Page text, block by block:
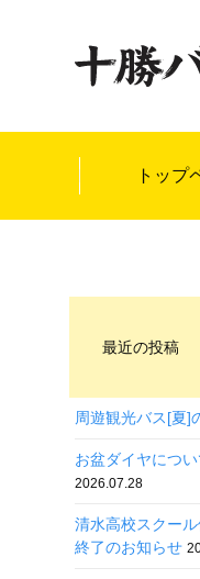
トップ
最近の投稿
周遊観光バス[夏]
お盆ダイヤにつ
2026.07.28
清水高校スクー
終了のお知らせ